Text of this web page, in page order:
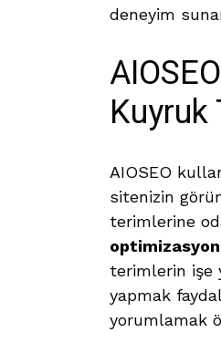
deneyim
AIOSEO
sitenizin
terimlerine
terimlerin işe
yapmak
yorumlamak